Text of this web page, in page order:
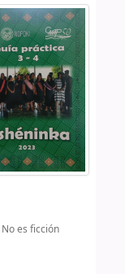
No es ficción